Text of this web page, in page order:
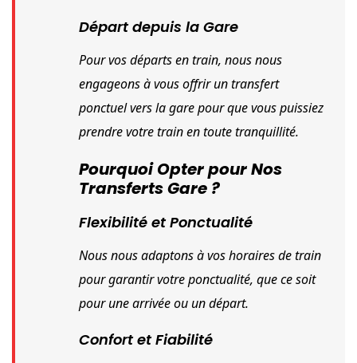
Départ depuis la Gare
Pour vos départs en train, nous nous
engageons à vous offrir un transfert
ponctuel vers la gare pour que vous puissiez
prendre votre train en toute tranquillité.
Pourquoi Opter pour Nos
Transferts Gare ?
Flexibilité et Ponctualité
Nous nous adaptons à vos horaires de train
pour garantir votre ponctualité, que ce soit
pour une arrivée ou un départ.
Confort et Fiabilité